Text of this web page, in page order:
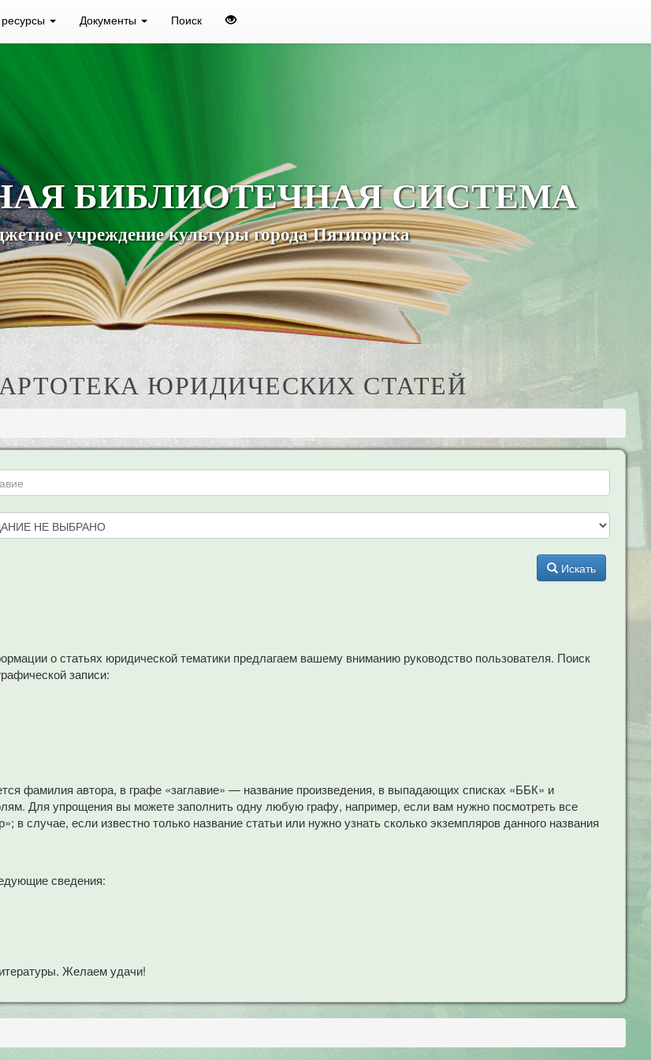
Документы Поиск
БИБЛИОТЕЧНАЯ СИСТЕМА
учреждение культуры города Пятигорска
ЮРИДИЧЕСКИХ СТАТЕЙ
Искать
о статьях юридической тематики предлагаем вашему вниманию руководство пользователя. Поиск
записи:
фамилия автора, в графе «заглавие» — название произведения, в выпадающих списках «ББК» и
Для упрощения вы можете заполнить одну любую графу, например, если вам нужно посмотреть все
в случае, если известно только название статьи или нужно узнать сколько экземпляров данного названия
сведения:
Желаем удачи!